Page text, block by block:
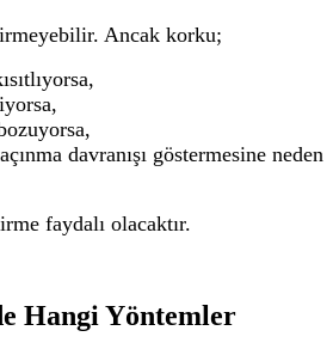
Ancak korku;
davranışı göstermesine neden
faydalı olacaktır.
Hangi Yöntemler